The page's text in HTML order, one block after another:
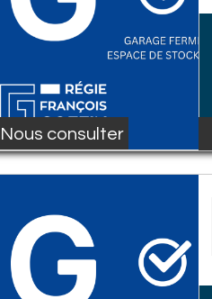
Nous consulter